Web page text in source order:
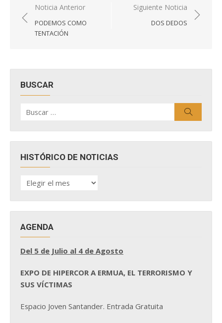
Navegación
de
entradas
Noticia Anterior
PODEMOS COMO
TENTACIÓN
Siguiente Noticia
DOS DEDOS
BUSCAR
por:
HISTÓRICO DE NOTICIAS
HISTÓRICO
DE
AGENDA
Del 5 de Julio al 4 de Agosto
EXPO DE HIPERCOR A ERMUA, EL TERRORISMO Y
SUS VÍCTIMAS
Espacio Joven Santander. Entrada Gratuita